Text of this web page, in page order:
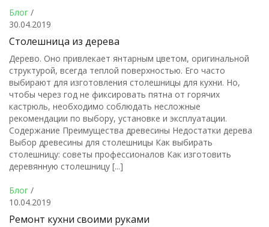
Блог /
30.04.2019
Столешница из дерева
Дерево. Оно привлекает янтарным цветом, оригинальной
структурой, всегда теплой поверхностью. Его часто
выбирают для изготовления столешницы для кухни. Но,
чтобы через год не фиксировать пятна от горячих
кастрюль, необходимо соблюдать несложные
рекомендации по выбору, установке и эксплуатации.
Содержание Преимущества древесины Недостатки дерева
Выбор древесины для столешницы Как выбирать
столешницу: советы профессионалов Как изготовить
деревянную столешницу [...]
Блог /
10.04.2019
Ремонт кухни своими руками